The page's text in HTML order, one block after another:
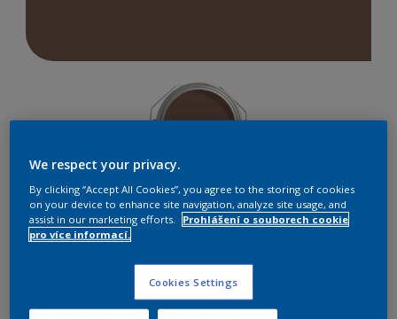
Najít výrobek v tomto odstínu
We respect your privacy.
By clicking “Accept All Cookies”, you agree to the storing of cookies
on your device to enhance site navigation, analyze site usage, and
assist in our marketing efforts.
Prohlášení o souborech cookie
pro více informací.
Cookies Settings